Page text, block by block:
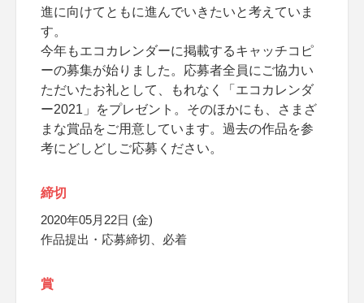
進に向けてともに進んでいきたいと考えていま
す。
今年もエコカレンダーに掲載するキャッチコピ
ーの募集が始りました。応募者全員にご協力い
ただいたお礼として、もれなく「エコカレンダ
ー2021」をプレゼント。そのほかにも、さまざ
まな賞品をご用意しています。過去の作品を参
考にどしどしご応募ください。
締切
2020年05月22日 (金)
作品提出・応募締切、必着
賞